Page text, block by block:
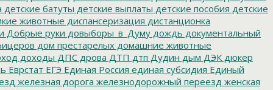
детские батуты детские выплаты детские пособия детские
животные диспансеризация дистанционка
Добрые руки довыборы_в_Думу дождь документальный
дом престарелых домашние животные
доходы ДПС дрова ДТП дтп Дудин дым ДЭК дюкер
Еврстат ЕГЭ Единая Россия единая субсидия Единый
железная дорога железнодорожный переезд женская